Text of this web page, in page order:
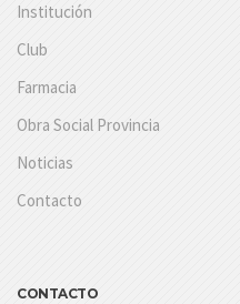
Institución
Club
Farmacia
Obra Social Provincia
Noticias
Contacto
CONTACTO